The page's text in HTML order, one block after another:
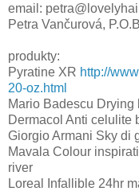
email:
Petra Vančurová,
produkty:
Pyratine XR http://
20-oz.html
Mario Badescu Drying
Dermacol Anti celulite
Giorgio Armani Sky di
Mavala Colour
river
Loreal Infallible 24hr